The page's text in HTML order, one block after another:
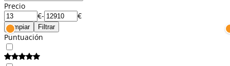
Precio
€- €
Limpiar Filtrar
Puntuación